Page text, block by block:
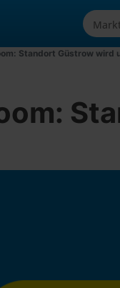
Standort Güstrow wird